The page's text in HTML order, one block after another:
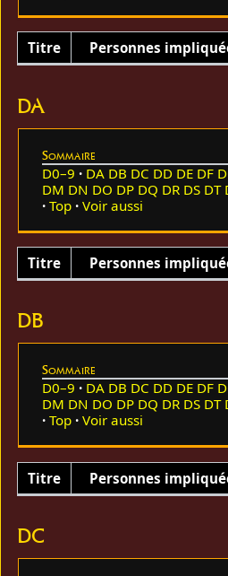
Titre Personnes
DA
Sommaire
D0–9 DA DB DC DD DE DF
DM DN DO DP DQ DR DS DT
Top
Voir aussi
Titre Personnes
DB
Sommaire
D0–9 DA DB DC DD DE DF
DM DN DO DP DQ DR DS DT
Top
Voir aussi
Titre Personnes
DC